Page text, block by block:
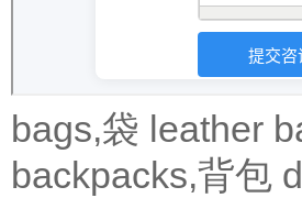
bags,袋 leather
backpacks,背包